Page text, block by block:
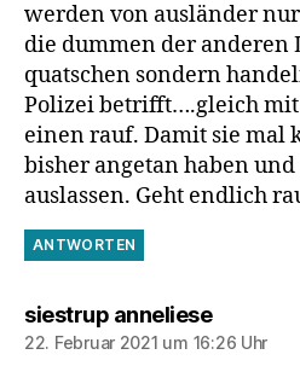
werden von ausländer
die dummen der anderen
quatschen sondern
Polizei betrifft….gleich mit
einen rauf. Damit sie mal
bisher angetan haben
auslassen. Geht endlich
ANTWORTEN
siestrup anneliesesagt:
22. Februar 2021 um 16:26 Uhr